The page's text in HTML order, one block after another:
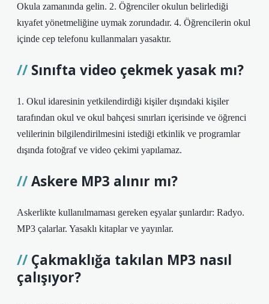
Okula zamanında gelin. 2. Öğrenciler okulun belirlediği
kıyafet yönetmeliğine uymak zorundadır. 4. Öğrencilerin okul
içinde cep telefonu kullanmaları yasaktır.
Sınıfta video çekmek yasak mı?
1. Okul idaresinin yetkilendirdiği kişiler dışındaki kişiler
tarafından okul ve okul bahçesi sınırları içerisinde ve öğrenci
velilerinin bilgilendirilmesini istediği etkinlik ve programlar
dışında fotoğraf ve video çekimi yapılamaz.
Askere MP3 alınır mı?
Askerlikte kullanılmaması gereken eşyalar şunlardır: Radyo.
MP3 çalarlar. Yasaklı kitaplar ve yayınlar.
Çakmaklığa takılan MP3 nasıl
çalışıyor?